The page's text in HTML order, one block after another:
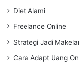
Diet Alami
Freelance Online
Strategi Jadi
Cara Adapt Uang